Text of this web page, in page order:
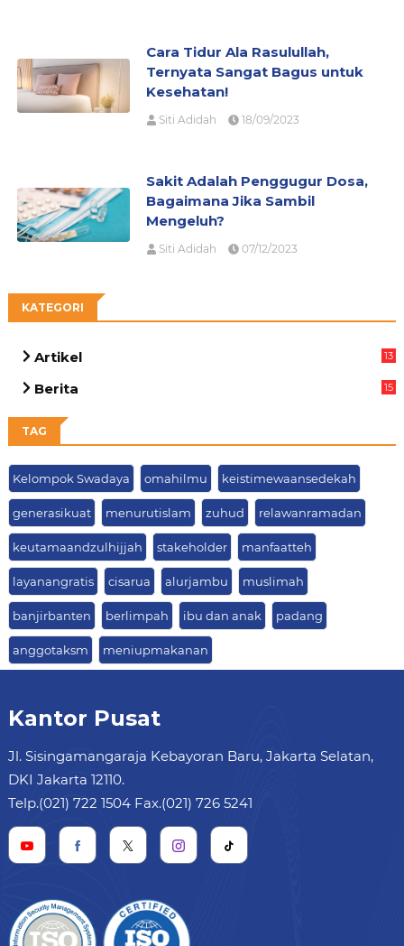
Cara Tidur Ala Rasulullah,
Ternyata Sangat Bagus untuk
Kesehatan!
Siti Adidah 18/09/2023
Sakit Adalah Penggugur Dosa,
Bagaimana Jika Sambil
Mengeluh?
Siti Adidah 07/12/2023
KATEGORI
Artikel
13
Berita
15
TAG
Kelompok Swadaya omahilmu keistimewaansedekah
generasikuat menurutislam zuhud relawanramadan
keutamaandzulhijjah stakeholder manfaatteh
layanangratis cisarua alurjambu muslimah
banjirbanten berlimpah ibu dan anak padang
anggotaksm meniupmakanan
Kantor Pusat
Jl. Sisingamangaraja Kebayoran Baru, Jakarta Selatan,
DKI Jakarta 12110.
Telp.(021) 722 1504 Fax.(021) 726 5241